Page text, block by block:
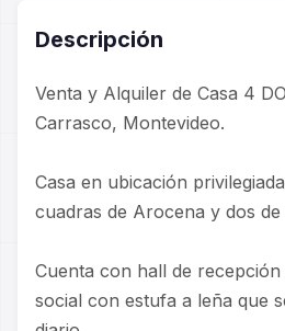
Descripción
Venta y Alquiler de Casa 4
Carrasco, Montevideo.
Casa en ubicación
cuadras de Arocena y dos de
Cuenta con hall de
social con estufa a leña que